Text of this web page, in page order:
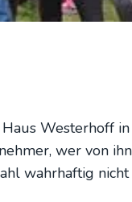
Wes­ter­hoff
wer von
wahr­haf­tig